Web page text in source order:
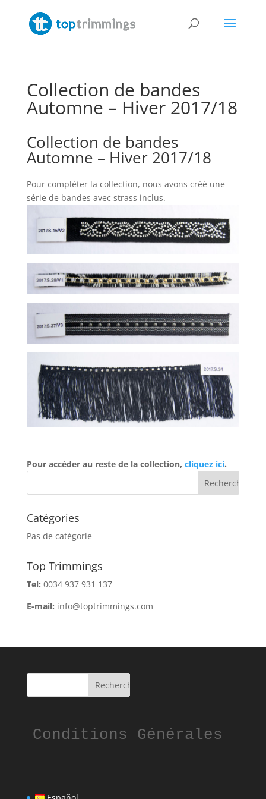
Collection de bandes
Automne – Hiver 2017/18
Collection de bandes
Automne – Hiver 2017/18
Pour compléter la collection, nous avons créé une
série de bandes avec strass inclus.
Pour accéder au reste de la collection, cliquez ici.
Catégories
Pas de catégorie
Top Trimmings
Tel: 0034 937 931 137
E-mail: info@toptrimmings.com
Conditions Générales